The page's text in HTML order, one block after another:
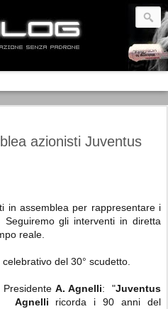
azionisti Juventus
in assemblea per rappresentare i
Seguiremo gli interventi in diretta
reale.
del 30° scudetto.
Presidente A. Agnelli: "Juventus
Agnelli ricorda i 90 anni del